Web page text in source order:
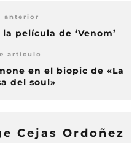
anterior
película de ‘Venom’
artículo
en el biopic de «La
del soul»
Cejas Ordoñez